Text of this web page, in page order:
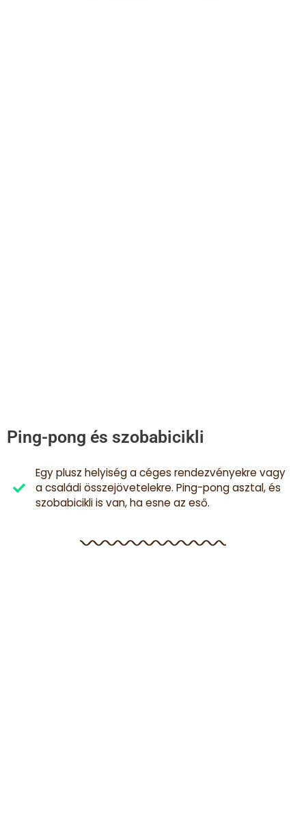
Ping-pong és szobabicikli
Egy plusz helyiség a céges rendezvényekre vagy
a családi összejövetelekre. Ping-pong asztal, és
szobabicikli is van, ha esne az eső.